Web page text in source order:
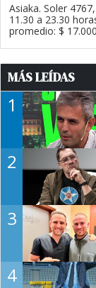
Asiaka. Soler
11.30 a 23.30
promedio: $
MÁS LEÍDAS
1
2
3
4